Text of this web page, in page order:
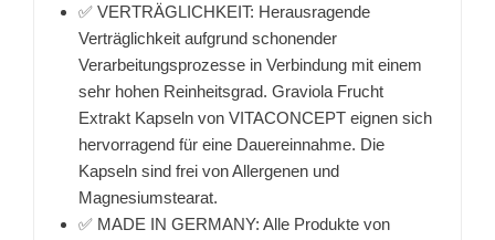
✅ VERTRÄGLICHKEIT: Herausragende
Verträglichkeit aufgrund schonender
Verarbeitungsprozesse in Verbindung mit einem
sehr hohen Reinheitsgrad. Graviola Frucht
Extrakt Kapseln von VITACONCEPT eignen sich
hervorragend für eine Dauereinnahme. Die
Kapseln sind frei von Allergenen und
Magnesiumstearat.
✅ MADE IN GERMANY: Alle Produkte von